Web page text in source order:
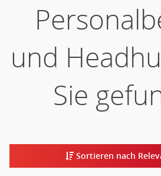
und
Sie
Sortieren nach